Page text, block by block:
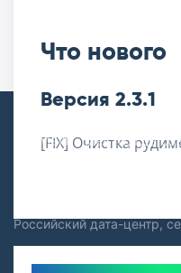
Что нового
Версия 2.3.1
[FIX] Очистка
SovMart – место, где
Российский дата-центр,